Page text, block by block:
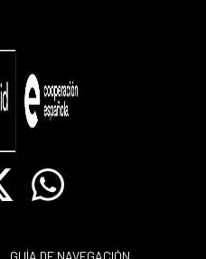
Whatsapp